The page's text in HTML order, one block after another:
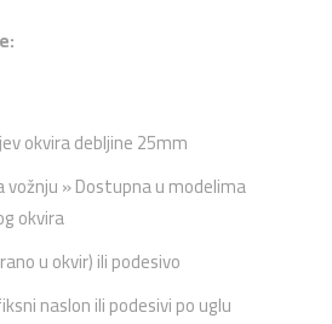
okvira debljine 25mm
vožnju » Dostupna u modelima
okvira
u okvir) ili podesivo
naslon ili podesivi po uglu